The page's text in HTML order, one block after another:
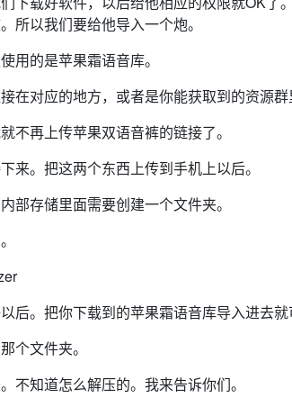
所以我们要给他导入一个炮。
用的是苹果霜语音库。
在对应的地方，或者是你能获取到的资源群
不再上传苹果双语音裤的链接了。
来。把这两个东西上传到手机上以后。
部存储里面需要创建一个文件夹。
后。把你下载到的苹果霜语音库导入进去就
个文件夹。
不知道怎么解压的。我来告诉你们。